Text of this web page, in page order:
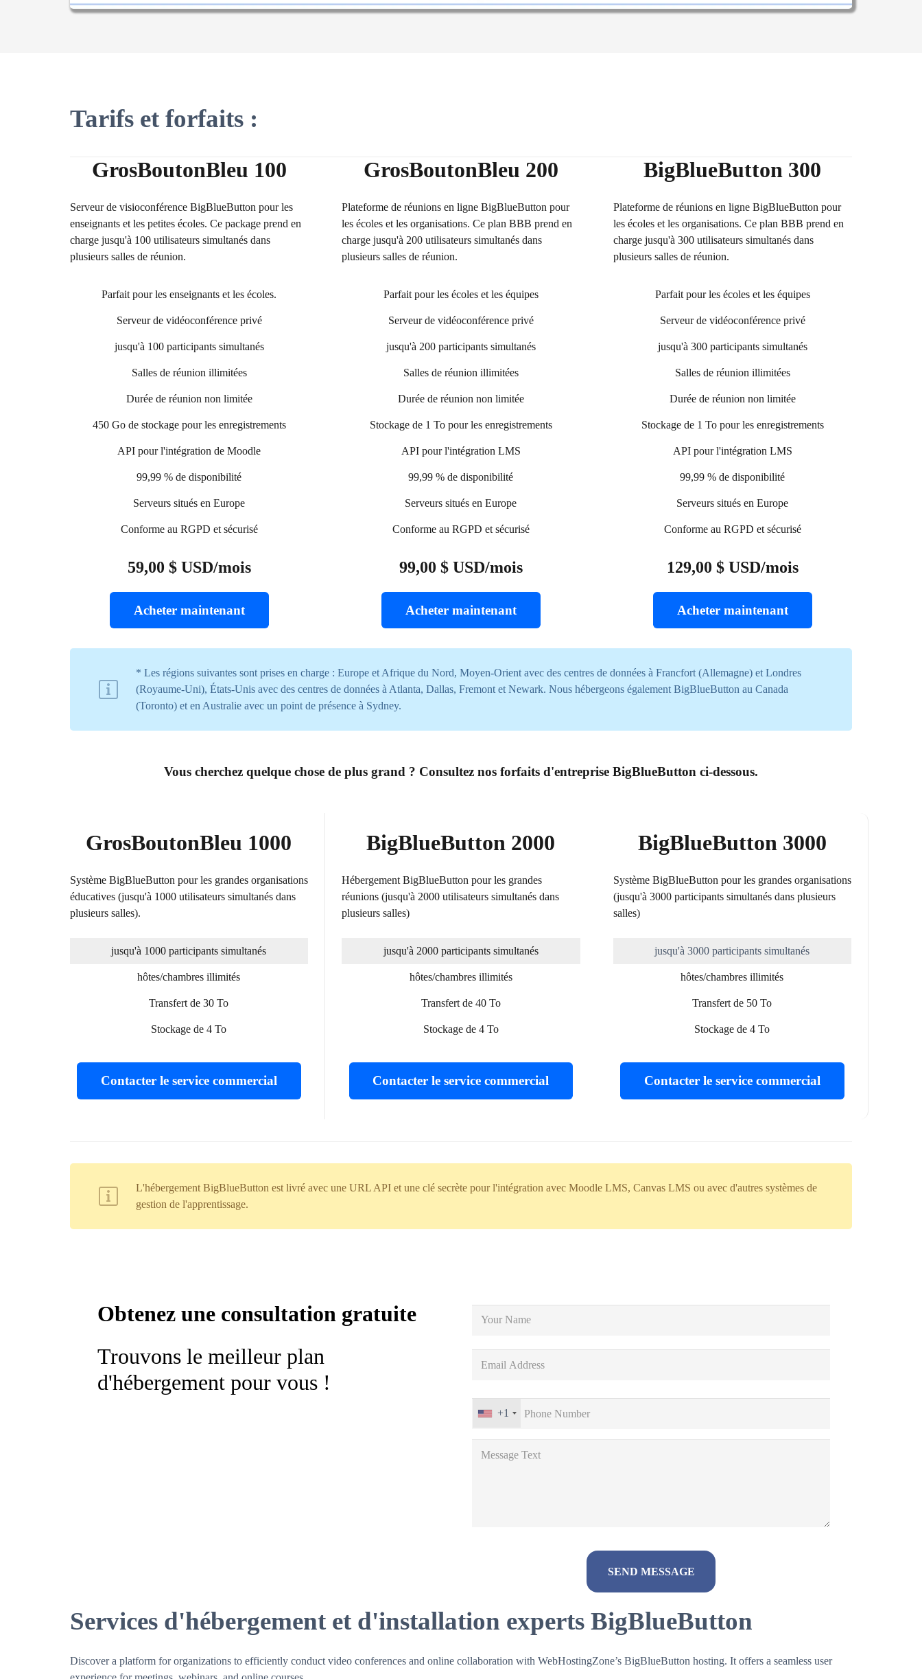
Tarifs et forfaits :
GrosBoutonBleu 100
Serveur de visioconférence BigBlueButton pour les
enseignants et les petites écoles. Ce package prend en
charge jusqu'à 100 utilisateurs simultanés dans
plusieurs salles de réunion.
Parfait pour les enseignants et les écoles.
Serveur de vidéoconférence privé
jusqu'à 100 participants simultanés
Salles de réunion illimitées
Durée de réunion non limitée
450 Go de stockage pour les enregistrements
API pour l'intégration de Moodle
99,99 % de disponibilité
Serveurs situés en Europe
Conforme au RGPD et sécurisé
59,00 $ USD/mois
Acheter maintenant
GrosBoutonBleu 200
Plateforme de réunions en ligne BigBlueButton pour
les écoles et les organisations. Ce plan BBB prend en
charge jusqu'à 200 utilisateurs simultanés dans
plusieurs salles de réunion.
Parfait pour les écoles et les équipes
Serveur de vidéoconférence privé
jusqu'à 200 participants simultanés
Salles de réunion illimitées
Durée de réunion non limitée
Stockage de 1 To pour les enregistrements
API pour l'intégration LMS
99,99 % de disponibilité
Serveurs situés en Europe
Conforme au RGPD et sécurisé
99,00 $ USD/mois
Acheter maintenant
BigBlueButton 300
Plateforme de réunions en ligne BigBlueButton pour
les écoles et les organisations. Ce plan BBB prend en
charge jusqu'à 300 utilisateurs simultanés dans
plusieurs salles de réunion.
Parfait pour les écoles et les équipes
Serveur de vidéoconférence privé
jusqu'à 300 participants simultanés
Salles de réunion illimitées
Durée de réunion non limitée
Stockage de 1 To pour les enregistrements
API pour l'intégration LMS
99,99 % de disponibilité
Serveurs situés en Europe
Conforme au RGPD et sécurisé
129,00 $ USD/mois
Acheter maintenant
* Les régions suivantes sont prises en charge : Europe et Afrique du Nord, Moyen-Orient avec des centres de données à Francfort (Allemagne) et Londres
(Royaume-Uni), États-Unis avec des centres de données à Atlanta, Dallas, Fremont et Newark. Nous hébergeons également BigBlueButton au Canada
(Toronto) et en Australie avec un point de présence à Sydney.
Vous cherchez quelque chose de plus grand ? Consultez nos forfaits d'entreprise BigBlueButton ci-dessous.
GrosBoutonBleu 1000
Système BigBlueButton pour les grandes organisations
éducatives (jusqu'à 1000 utilisateurs simultanés dans
plusieurs salles).
jusqu'à 1000 participants simultanés
hôtes/chambres illimités
Transfert de 30 To
Stockage de 4 To
Contacter le service commercial
BigBlueButton 2000
Hébergement BigBlueButton pour les grandes
réunions (jusqu'à 2000 utilisateurs simultanés dans
plusieurs salles)
jusqu'à 2000 participants simultanés
hôtes/chambres illimités
Transfert de 40 To
Stockage de 4 To
Contacter le service commercial
BigBlueButton 3000
Système BigBlueButton pour les grandes organisations
(jusqu'à 3000 participants simultanés dans plusieurs
salles)
jusqu'à 3000 participants simultanés
hôtes/chambres illimités
Transfert de 50 To
Stockage de 4 To
Contacter le service commercial
L'hébergement BigBlueButton est livré avec une URL API et une clé secrète pour l'intégration avec Moodle LMS, Canvas LMS ou avec d'autres systèmes de
gestion de l'apprentissage.
Obtenez une consultation gratuite
Trouvons le meilleur plan
d'hébergement pour vous !
+1
Services d'hébergement et d'installation experts BigBlueButton
Discover a platform for organizations to efficiently conduct video conferences and online collaboration with WebHostingZone’s BigBlueButton hosting. It offers a seamless user